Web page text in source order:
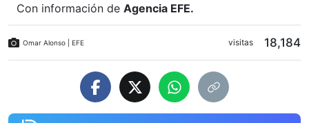
Con información de Agencia EFE.
Omar Alonso | EFE visitas 18,184